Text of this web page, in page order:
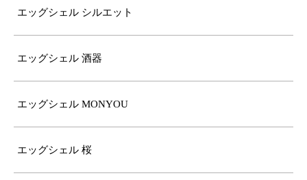
エッグシェル シルエット
エッグシェル 酒器
エッグシェル MONYOU
エッグシェル 桜